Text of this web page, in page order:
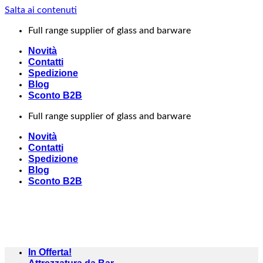
Salta ai contenuti
Full range supplier of glass and barware
Novità
Contatti
Spedizione
Blog
Sconto B2B
Full range supplier of glass and barware
Novità
Contatti
Spedizione
Blog
Sconto B2B
In Offerta!